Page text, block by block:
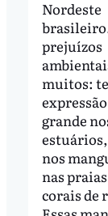
Nordeste
prejuízos
muitos:
grande
nos
nas
corais de